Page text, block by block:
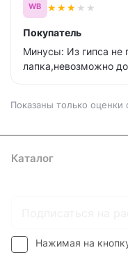
WB ★★★ ★ ★
Покупатель
Минусы: Из гипса не
лапка,невозможно
Показаны только оценки
Каталог
Нажимая на